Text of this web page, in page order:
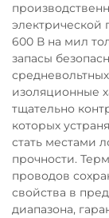
электрической
600 В на мил
запасы
изоляционные
тщательно
которых
стать местами
прочности.
проводов
свойства в
диапазона,